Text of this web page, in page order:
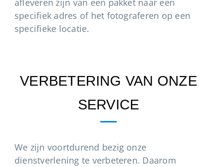
afleveren zijn van een pakket naar een
specifiek adres of het fotograferen op een
specifieke locatie.
VERBETERING VAN ONZE
SERVICE
We zijn voortdurend bezig onze
dienstverlening te verbeteren. Daarom